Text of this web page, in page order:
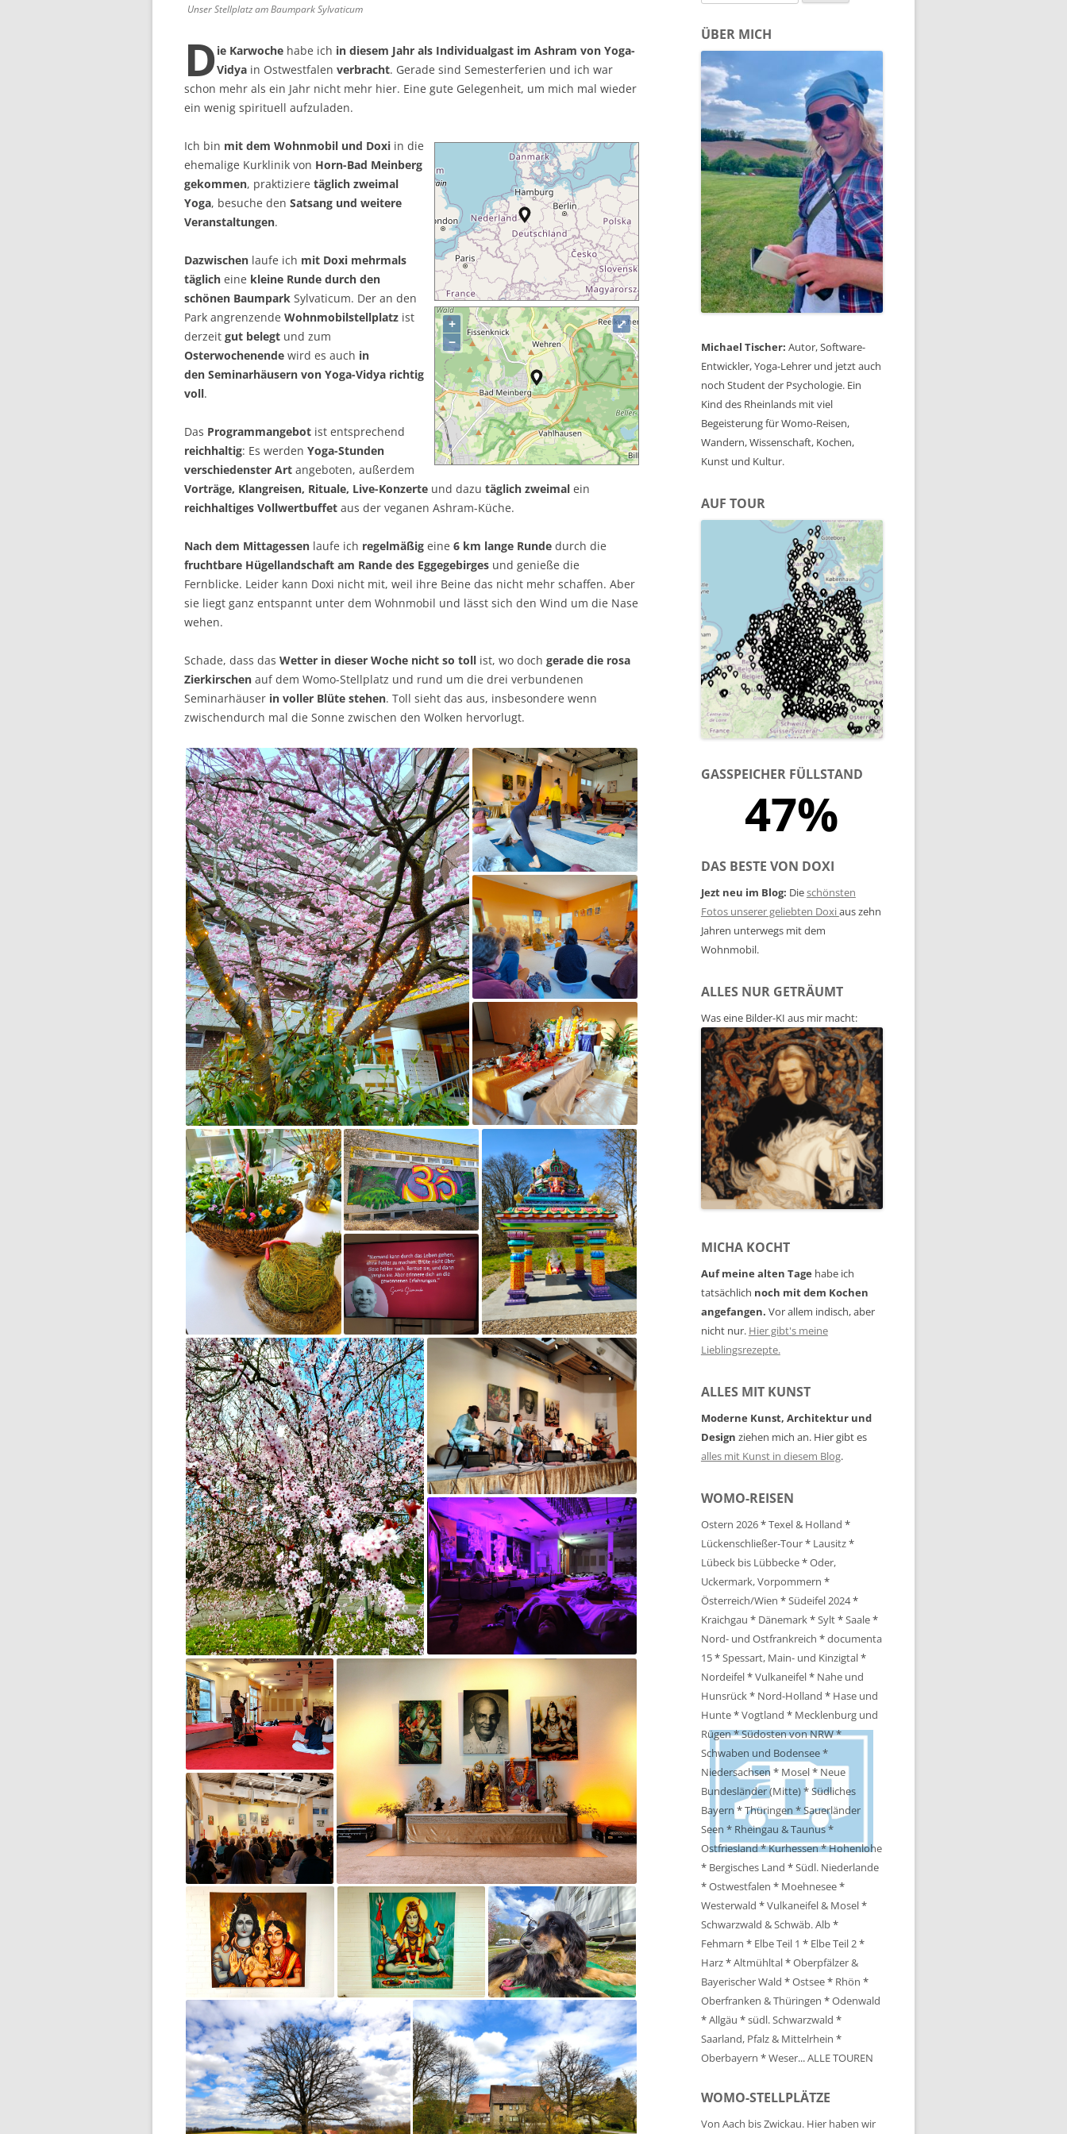
Unser Stellplatz am Baumpark Sylvaticum
Die Karwoche habe ich in diesem Jahr als Individualgast im Ashram von Yoga-
Vidya in Ostwestfalen verbracht. Gerade sind Semesterferien und ich war
schon mehr als ein Jahr nicht mehr hier. Eine gute Gelegenheit, um mich mal wieder
ein wenig spirituell aufzuladen.
+
−
⤢
Ich bin mit dem Wohnmobil und Doxi in die
ehemalige Kurklinik von Horn-Bad Meinberg
gekommen, praktiziere täglich zweimal
Yoga, besuche den Satsang und weitere
Veranstaltungen.
Dazwischen laufe ich mit Doxi mehrmals
täglich eine kleine Runde durch den
schönen Baumpark Sylvaticum. Der an den
Park angrenzende Wohnmobilstellplatz ist
derzeit gut belegt und zum
Osterwochenende wird es auch in
den Seminarhäusern von Yoga-Vidya richtig
voll.
Das Programmangebot ist entsprechend
reichhaltig: Es werden Yoga-Stunden
verschiedenster Art angeboten, außerdem
Vorträge, Klangreisen, Rituale, Live-Konzerte und dazu täglich zweimal ein
reichhaltiges Vollwertbuffet aus der veganen Ashram-Küche.
Nach dem Mittagessen laufe ich regelmäßig eine 6 km lange Runde durch die
fruchtbare Hügellandschaft am Rande des Eggegebirges und genieße die
Fernblicke. Leider kann Doxi nicht mit, weil ihre Beine das nicht mehr schaffen. Aber
sie liegt ganz entspannt unter dem Wohnmobil und lässt sich den Wind um die Nase
wehen.
Schade, dass das Wetter in dieser Woche nicht so toll ist, wo doch gerade die rosa
Zierkirschen auf dem Womo-Stellplatz und rund um die drei verbundenen
Seminarhäuser in voller Blüte stehen. Toll sieht das aus, insbesondere wenn
zwischendurch mal die Sonne zwischen den Wolken hervorlugt.
nach:
ÜBER MICH
Michael Tischer: Autor, Software-
Entwickler, Yoga-Lehrer und jetzt auch
noch Student der Psychologie. Ein
Kind des Rheinlands mit viel
Begeisterung für Womo-Reisen,
Wandern, Wissenschaft, Kochen,
Kunst und Kultur.
AUF TOUR
GASSPEICHER FÜLLSTAND
47%
DAS BESTE VON DOXI
Jezt neu im Blog: Dieschönsten
Fotos unserer geliebten Doxiaus zehn
Jahren unterwegs mit dem
Wohnmobil.
ALLES NUR GETRÄUMT
Was eine Bilder-KI aus mir macht:
MICHA KOCHT
Auf meine alten Tage habe ich
tatsächlich noch mit dem Kochen
angefangen. Vor allem indisch, aber
nicht nur. Hier gibt's meine
Lieblingsrezepte.
ALLES MIT KUNST
Moderne Kunst, Architektur und
Design ziehen mich an. Hier gibt es
alles mit Kunst in diesem Blog.
WOMO-REISEN
Ostern 2026*Texel & Holland *
Lückenschließer-Tour* Lausitz*
Lübeck bis Lübbecke*Oder,
Uckermark, Vorpommern *
Österreich/Wien *Südeifel 2024*
Kraichgau * Dänemark*Sylt*Saale*
Nord- und Ostfrankreich *documenta
15*Spessart, Main- und Kinzigtal*
Nordeifel*Vulkaneifel* Nahe und
Hunsrück* Nord-Holland * Hase und
Hunte*Vogtland * Mecklenburg und
Rügen*Südosten von NRW*
Schwaben und Bodensee*
Niedersachsen * Mosel* Neue
Bundesländer (Mitte)*Südliches
Bayern *Thüringen *Sauerländer
Seen * Rheingau & Taunus*
Ostfriesland*Kurhessen*Hohenlohe
* Bergisches Land *Südl. Niederlande
*Ostwestfalen * Moehnesee*
Westerwald *Vulkaneifel & Mosel*
Schwarzwald & Schwäb. Alb*
Fehmarn * Elbe Teil 1 * Elbe Teil 2*
Harz*Altmühltal*Oberpfälzer &
Bayerischer Wald *Ostsee* Rhön *
Oberfranken & Thüringen *Odenwald
*Allgäu *südl. Schwarzwald *
Saarland, Pfalz & Mittelrhein *
Oberbayern *Weser...ALLE TOUREN
WOMO-STELLPLÄTZE
Von Aach bis Zwickau. Hier haben wir